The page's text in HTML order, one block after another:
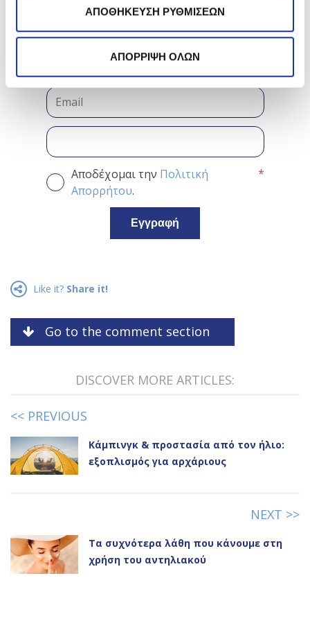
ΑΠΟΘΗΚΕΥΣΗ ΡΥΘΜΙΣΕΩΝ
ΑΠΟΡΡΙΨΗ ΟΛΩΝ
Κάνε εγγραφή στο
newsletter της
Frezyderm!
Αποδέχομαι την Πολιτική
Απορρήτου.
*
Εγγραφή
Like it? Share it!
Go to the comment section
DISCOVER MORE ARTICLES:
<< PREVIOUS
Κάμπινγκ & προστασία από τον ήλιο:
εξοπλισμός για αρχάριους
NEXT >>
Τα συχνότερα λάθη που κάνουμε στη
χρήση του αντηλιακού
Αποδέχομαι τηνΠολιτική Απορρήτου
ΕΓΓΡΑΦΗ